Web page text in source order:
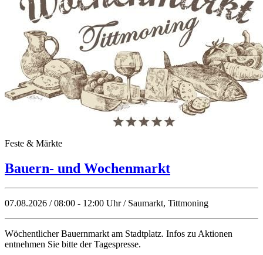
Feste & Märkte
Bauern- und Wochenmarkt
07.08.2026 / 08:00 - 12:00 Uhr / Saumarkt, Tittmoning
Wöchentlicher Bauernmarkt am Stadtplatz. Infos zu Aktionen
entnehmen Sie bitte der Tagespresse.